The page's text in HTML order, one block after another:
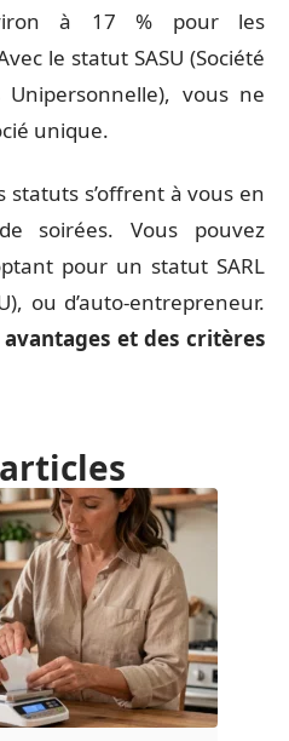
à 17 % pour les
le statut SASU (Société
Unipersonnelle), vous ne
unique.
statuts s’offrent à vous en
soirées. Vous pouvez
pour un statut SARL
ou d’auto-entrepreneur.
avantages et des critères